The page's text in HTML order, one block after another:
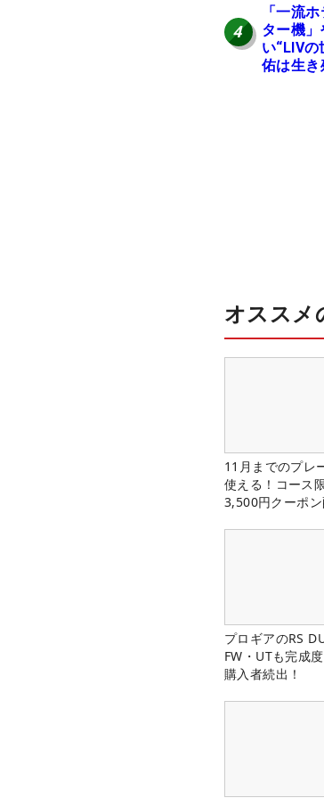
4
「一流
ター機
い“LIV
佑は生
オススメ
11月までのプレ
使える！コース
3,500円クーポ
プロギアのRS
FW・UTも完成
購入者続出！